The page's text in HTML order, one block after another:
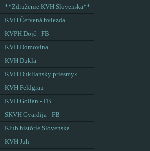
**Združenie KVH Slovenska**
KVH Červená hviezda
KVPH Dojč - FB
KVH Domovina
KVH Dukla
KVH Dukliansky priesmyk
KVH Feldgrau
KVH Golian - FB
SKVH Gvardija - FB
Klub histórie Slovenska
KVH Juh